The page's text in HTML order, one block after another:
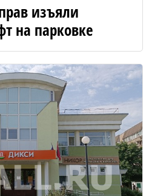
изъяли
на парковке